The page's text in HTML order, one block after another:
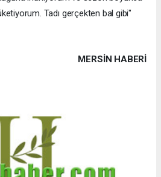
Tadı gerçekten bal gibi"
MERSIN HABERİ